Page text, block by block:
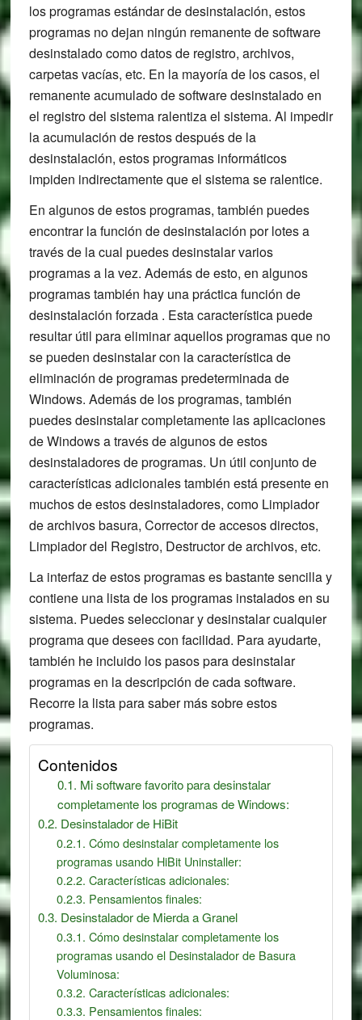
los programas estándar de desinstalación, estos
programas no dejan ningún remanente de software
desinstalado como datos de registro, archivos,
carpetas vacías, etc. En la mayoría de los casos, el
remanente acumulado de software desinstalado en
el registro del sistema ralentiza el sistema. Al impedir
la acumulación de restos después de la
desinstalación, estos programas informáticos
impiden indirectamente que el sistema se ralentice.
En algunos de estos programas, también puedes
encontrar la función de desinstalación por lotes a
través de la cual puedes desinstalar varios
programas a la vez. Además de esto, en algunos
programas también hay una práctica función de
desinstalación forzada . Esta característica puede
resultar útil para eliminar aquellos programas que no
se pueden desinstalar con la característica de
eliminación de programas predeterminada de
Windows. Además de los programas, también
puedes desinstalar completamente las aplicaciones
de Windows a través de algunos de estos
desinstaladores de programas. Un útil conjunto de
características adicionales también está presente en
muchos de estos desinstaladores, como Limpiador
de archivos basura, Corrector de accesos directos,
Limpiador del Registro, Destructor de archivos, etc.
La interfaz de estos programas es bastante sencilla y
contiene una lista de los programas instalados en su
sistema. Puedes seleccionar y desinstalar cualquier
programa que desees con facilidad. Para ayudarte,
también he incluido los pasos para desinstalar
programas en la descripción de cada software.
Recorre la lista para saber más sobre estos
programas.
Contenidos
Mi software favorito para desinstalar
completamente los programas de Windows:
Desinstalador de HiBit
Cómo desinstalar completamente los
programas usando HiBit Uninstaller:
Características adicionales:
Pensamientos finales:
Desinstalador de Mierda a Granel
Cómo desinstalar completamente los
programas usando el Desinstalador de Basura
Voluminosa:
Características adicionales:
Pensamientos finales: